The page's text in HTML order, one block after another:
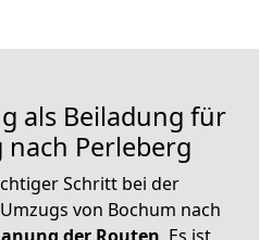
als Beiladung für
nach Perleberg
Schritt bei der
von Bochum nach